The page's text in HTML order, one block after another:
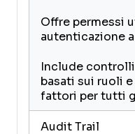
Offre permessi
autenticazione
Include
basati sui ruoli
fattori per tutti
Audit Trail